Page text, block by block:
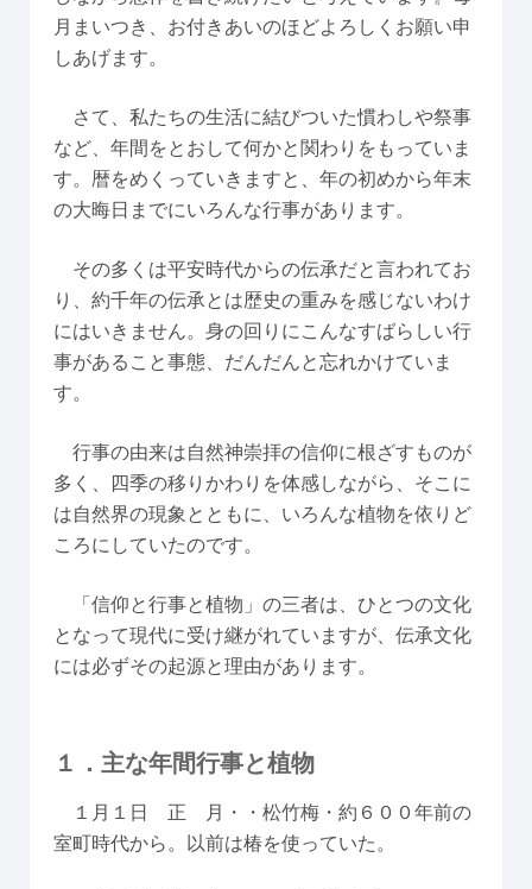
月まいつき、お付きあいのほどよろしくお願い申
しあげます。
さて、私たちの生活に結びついた慣わしや祭事
など、年間をとおして何かと関わりをもっていま
す。暦をめくっていきますと、年の初めから年末
の大晦日までにいろんな行事があります。
その多くは平安時代からの伝承だと言われてお
り、約千年の伝承とは歴史の重みを感じないわけ
にはいきません。身の回りにこんなすばらしい行
事があること事態、だんだんと忘れかけていま
す。
行事の由来は自然神崇拝の信仰に根ざすものが
多く、四季の移りかわりを体感しながら、そこに
は自然界の現象とともに、いろんな植物を依りど
ころにしていたのです。
「信仰と行事と植物」の三者は、ひとつの文化
となって現代に受け継がれていますが、伝承文化
には必ずその起源と理由があります。
１．主な年間行事と植物
１月１日 正 月・・松竹梅・約６００年前の
室町時代から。以前は椿を使っていた。